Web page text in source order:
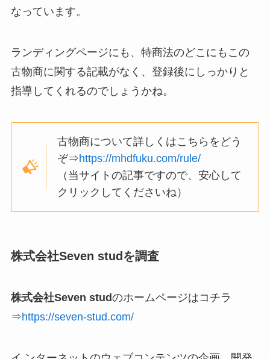
なっています。
ランディングページにも、特商法のどこにもこの
古物商に関する記載がなく、登録後にしっかりと
指導してくれるのでしょうかね。
古物商について詳しくはこちらをどう
ぞ⇒https://mhdfuku.com/rule/
（当サイトの記事ですので、安心して
クリックしてくださいね）
株式会社Seven studを調査
株式会社Seven studのホームページはコチラ
⇒https://seven-stud.com/